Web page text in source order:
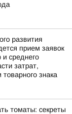
развития
прием заявок
и среднего
затрат,
знака
томаты: секреты